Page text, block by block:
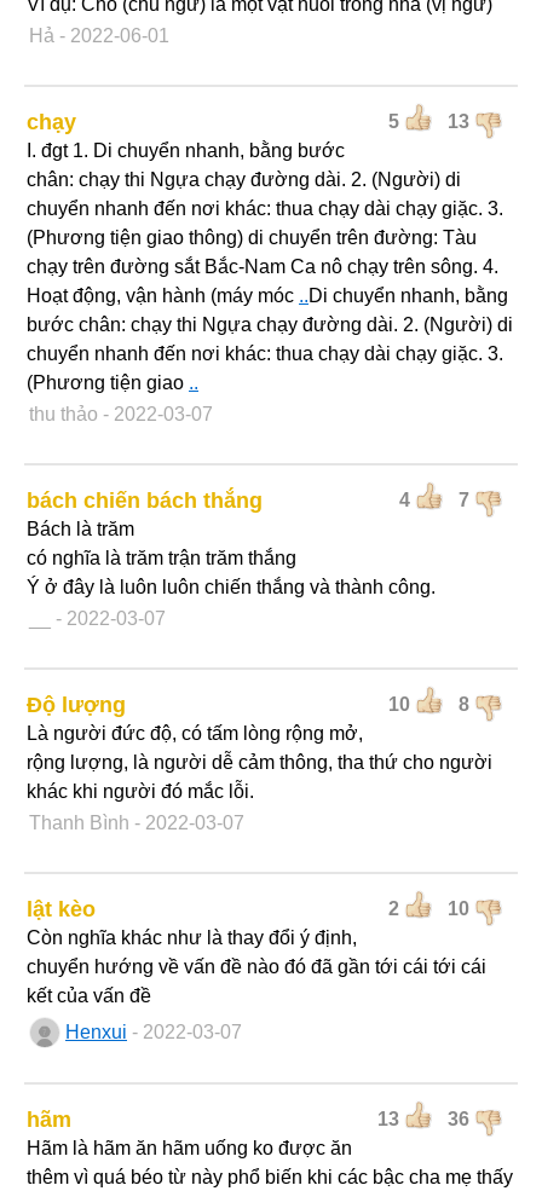
Ví dụ: Chó (chủ ngữ) là một vật nuôi trong nhà (vị ngữ)
Hả - 2022-06-01
5 13
chạy
I. đgt 1. Di chuyển nhanh, bằng bước
chân: chạy thi Ngựa chạy đường dài. 2. (Người) di
chuyển nhanh đến nơi khác: thua chạy dài chạy giặc. 3.
(Phương tiện giao thông) di chuyển trên đường: Tàu
chạy trên đường sắt Bắc-Nam Ca nô chạy trên sông. 4.
Hoạt động, vận hành (máy móc ..Di chuyển nhanh, bằng
bước chân: chạy thi Ngựa chạy đường dài. 2. (Người) di
chuyển nhanh đến nơi khác: thua chạy dài chạy giặc. 3.
(Phương tiện giao ..
thu thảo - 2022-03-07
4 7
bách chiến bách thắng
Bách là trăm
có nghĩa là trăm trận trăm thắng
Ý ở đây là luôn luôn chiến thắng và thành công.
- 2022-03-07
10 8
Độ lượng
Là người đức độ, có tấm lòng rộng mở,
rộng lượng, là người dễ cảm thông, tha thứ cho người
khác khi người đó mắc lỗi.
Thanh Bình - 2022-03-07
2 10
lật kèo
Còn nghĩa khác như là thay đổi ý định,
chuyển hướng về vấn đề nào đó đã gần tới cái tới cái
kết của vấn đề
Henxui - 2022-03-07
13 36
hãm
Hãm là hãm ăn hãm uống ko được ăn
thêm vì quá béo từ này phổ biến khi các bậc cha mẹ thấy